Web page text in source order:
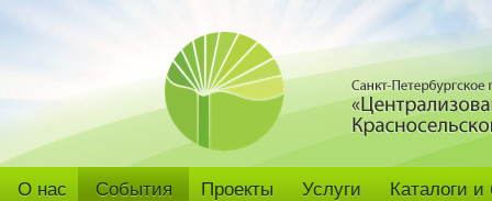
О нас События Проекты Услуги Каталоги